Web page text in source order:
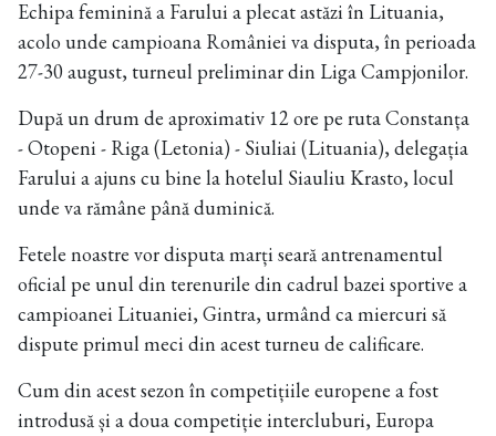
Echipa feminină a Farului a plecat astăzi în Lituania,
acolo unde campioana României va disputa, în perioada
27-30 august, turneul preliminar din Liga Campjonilor.
După un drum de aproximativ 12 ore pe ruta Constanța
- Otopeni - Riga (Letonia) - Siuliai (Lituania), delegația
Farului a ajuns cu bine la hotelul Siauliu Krasto, locul
unde va rămâne până duminică.
Fetele noastre vor disputa marți seară antrenamentul
oficial pe unul din terenurile din cadrul bazei sportive a
campioanei Lituaniei, Gintra, urmând ca miercuri să
dispute primul meci din acest turneu de calificare.
Cum din acest sezon în competițiile europene a fost
introdusă și a doua competiție intercluburi, Europa